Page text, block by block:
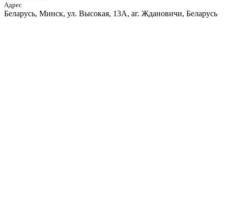
Адрес
Беларусь, Минск, ул. Высокая, 13А, аг. Ждановичи, Беларусь